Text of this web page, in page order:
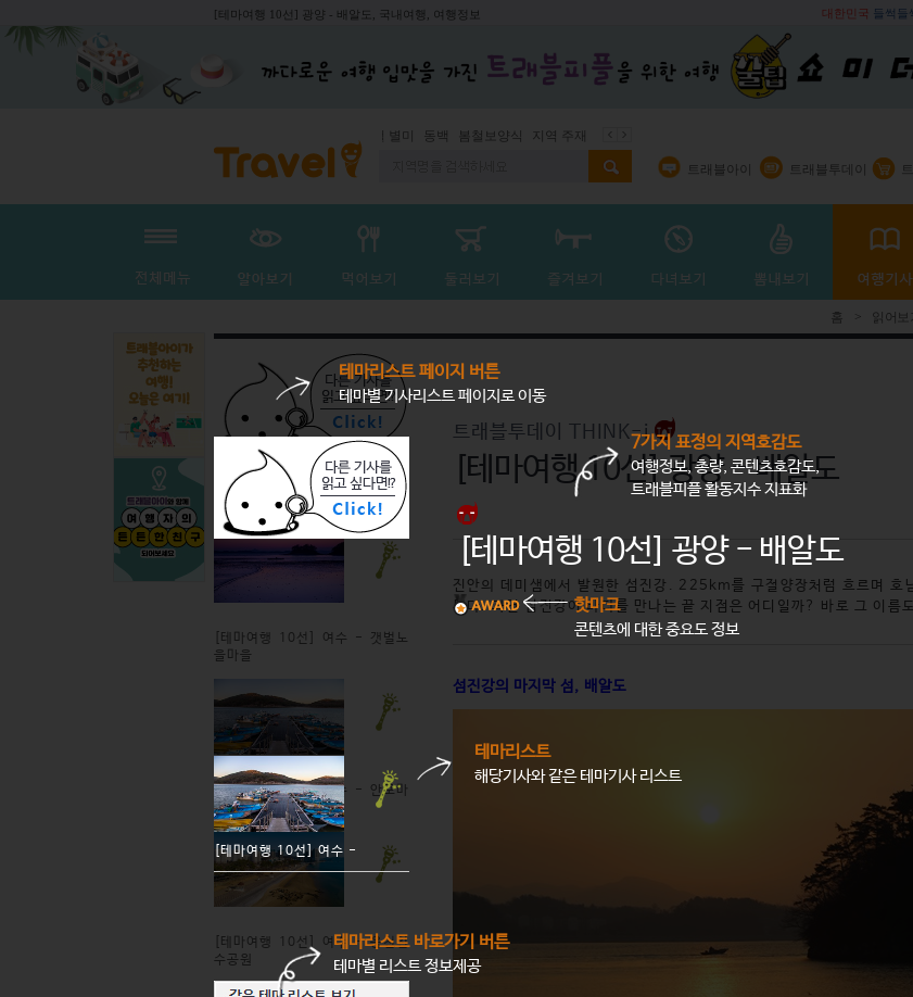
[테마여행 10선] 광양 - 배알도, 국내여행, 여행정보 대한민국 들썩들
동백 봄철보양식 지역 주재기자
트래블아이 트래블투데이
홈 > 읽어보
[테마여행 10선] 여수 - 갯벌노
을마을
[테마여행 10선] 여수 - 안포마
을
[테마여행 10선] 여수 - 웅천친
수공원
트래블투데이 THINK-i
[테마여행 10선] 광양 - 배알도
진안의 데미샘에서 발원한 섬진강. 225km를 구절양장처럼 흐르며 호
된다. 과연 섬진강이 바다를 만나는 끝 지점은 어디일까? 바로 그 이름
섬진강의 마지막 섬, 배알도
테마리스트 페이지 버튼
테마별 기사리스트 페이지로 이동
[테마여행 10선] 여수 -
테마리스트
해당기사와 같은 테마기사 리스트
테마리스트 바로가기 버튼
테마별 리스트 정보제공
[테마여행 10선] 광양 - 배알도
7가지 표정의 지역호감도
여행정보, 총량, 콘텐츠호감도,
트래블피플 활동지수 지표화
핫마크
콘텐츠에 대한 중요도 정보